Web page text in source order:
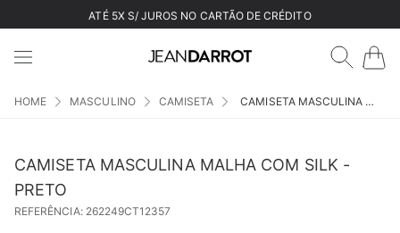
ATÉ 5X S/ JUROS NO CARTÃO DE CRÉDITO
MASCULINO CAMISETA CAMISETA MASCULINA MALHA COM SILK - PRETO
CAMISETA MASCULINA MALHA COM SILK -
PRETO
REFERÊNCIA: 262249CT12357